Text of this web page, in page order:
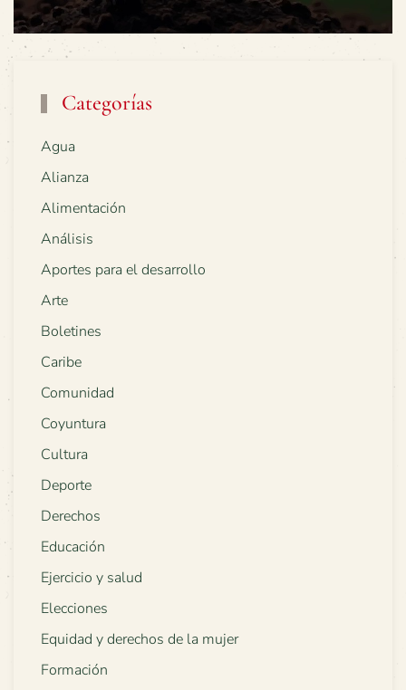
Categorías
Agua
Alianza
Alimentación
Análisis
Aportes para el desarrollo
Arte
Boletines
Caribe
Comunidad
Coyuntura
Cultura
Deporte
Derechos
Educación
Ejercicio y salud
Elecciones
Equidad y derechos de la mujer
Formación